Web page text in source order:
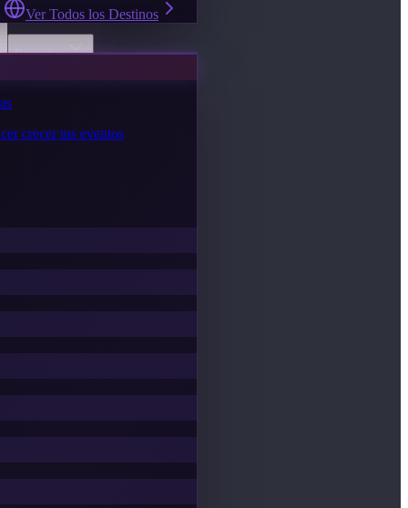
Ver Todos los Destinos
Descubrir
crecer tus eventos